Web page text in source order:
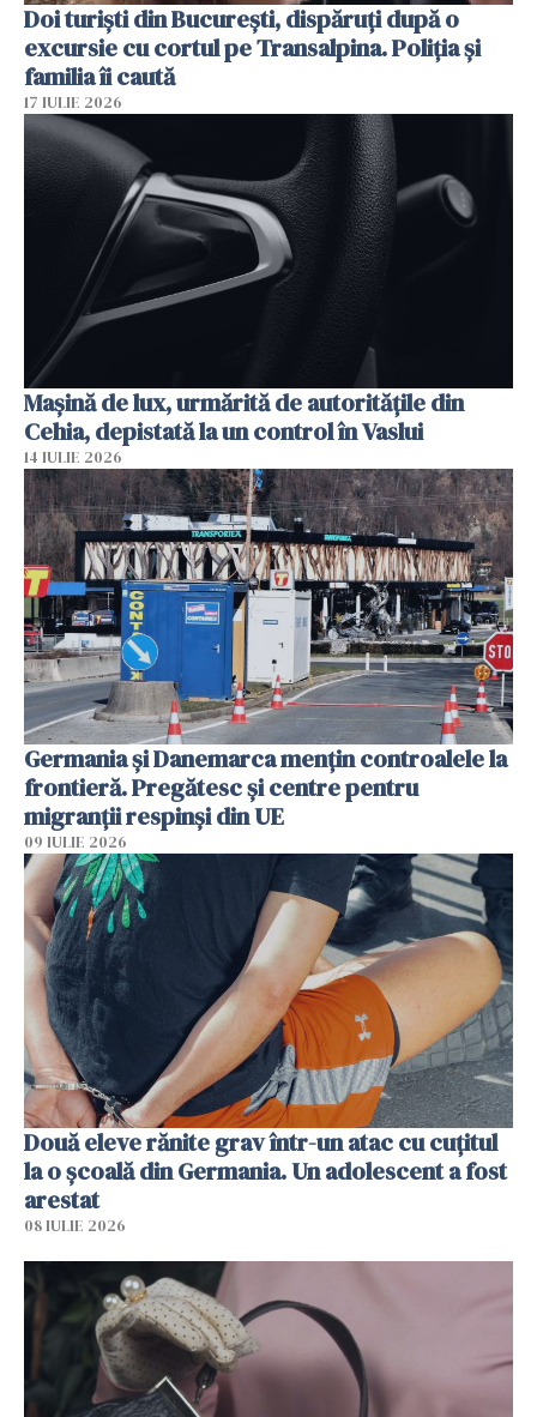
Doi turiști din București, dispăruți după o
excursie cu cortul pe Transalpina. Poliția și
familia îi caută
17 IULIE 2026
Mașină de lux, urmărită de autoritățile din
Cehia, depistată la un control în Vaslui
14 IULIE 2026
Germania și Danemarca mențin controalele la
frontieră. Pregătesc și centre pentru
migranții respinși din UE
09 IULIE 2026
Două eleve rănite grav într-un atac cu cuțitul
la o școală din Germania. Un adolescent a fost
arestat
08 IULIE 2026